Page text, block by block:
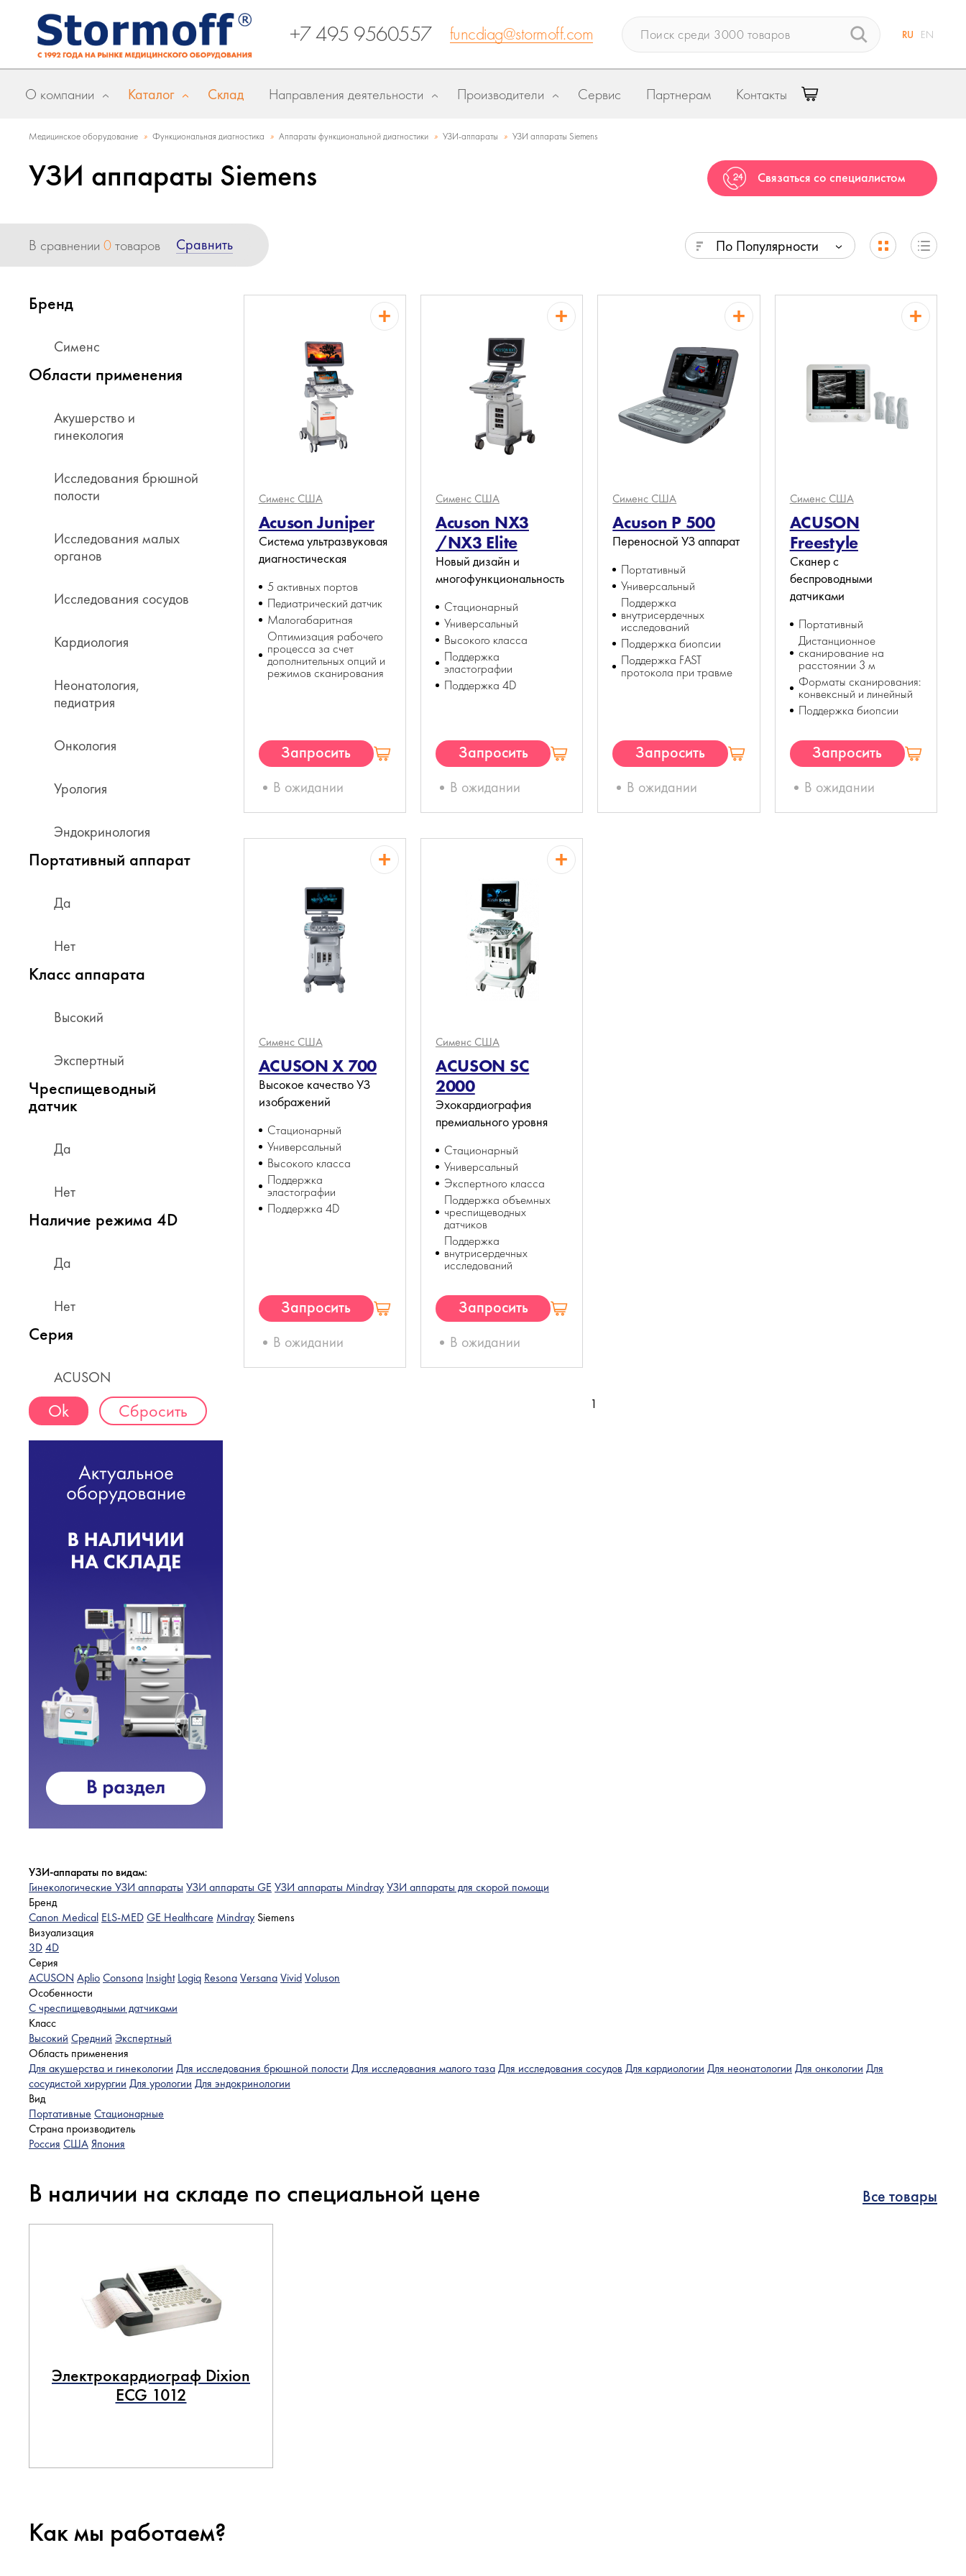
+7 495 9560557 funcdiag@stormoff.com RU EN
О компании Каталог Склад Направления деятельности Производители Сервис Партнерам Контакты
Медицинское оборудование » Функциональная диагностика » Аппараты функциональной диагностики » УЗИ-аппараты » УЗИ аппараты Siemens
УЗИ аппараты Siemens Связаться со специалистом
В сравнении 0товаров Сравнить По Популярности
Бренд
Сименс
Области применения
Акушерство и
гинекология
Исследования брюшной
полости
Исследования малых
органов
Исследования сосудов
Кардиология
Неонатология,
педиатрия
Онкология
Урология
Эндокринология
Портативный аппарат
Да
Нет
Класс аппарата
Высокий
Экспертный
Чреспищеводный
датчик
Да
Нет
Наличие режима 4D
Да
Нет
Серия
ACUSON
Сбросить
Сименс США
Acuson Juniper
Система ультразвуковая
диагностическая
5 активных портов
Педиатрический датчик
Малогабаритная
Оптимизация рабочего
процесса за счет
дополнительных опций и
режимов сканирования
Запросить
В ожидании
Сименс США
Acuson NX3
/NX3 Elite
Новый дизайн и
многофункциональность
Стационарный
Универсальный
Высокого класса
Поддержка
эластографии
Поддержка 4D
Запросить
В ожидании
Сименс США
Acuson P 500
Переносной УЗ аппарат
Портативный
Универсальный
Поддержка
внутрисердечных
исследований
Поддержка биопсии
Поддержка FAST
протокола при травме
Запросить
В ожидании
Сименс США
ACUSON
Freestyle
Сканер с
беспроводными
датчиками
Портативный
Дистанционное
сканирование на
расстоянии 3 м
Форматы сканирования:
конвексный и линейный
Поддержка биопсии
Запросить
В ожидании
Сименс США
ACUSON X 700
Высокое качество УЗ
изображений
Стационарный
Универсальный
Высокого класса
Поддержка
эластографии
Поддержка 4D
Запросить
В ожидании
Сименс США
ACUSON SC
2000
Эхокардиография
премиального уровня
Стационарный
Универсальный
Экспертного класса
Поддержка объемных
чреспищеводных
датчиков
Поддержка
внутрисердечных
исследований
Запросить
В ожидании
1
УЗИ-аппараты по видам:
Гинекологические УЗИ аппараты УЗИ аппараты GE УЗИ аппараты MindrayУЗИ аппараты для скорой помощи
Бренд
Canon Medical ELS-MEDGE Healthcare Mindray Siemens
Визуализация
3D4D
Серия
ACUSON AplioConsona Insight Logiq ResonaVersanaVividVoluson
Особенности
C чреспищеводными датчиками
Класс
Высокий Средний Экспертный
Область применения
Для акушерства и гинекологии Для исследования брюшной полости Для исследования малого тазаДля исследования сосудов Для кардиологии Для неонатологии Для онкологии Для
сосудистой хирургии Для урологии Для эндокринологии
Вид
Портативные Стационарные
Страна производитель
Россия СШАЯпония
В наличии на складе по специальной цене Все товары
Электрокардиограф Dixion
ECG 1012
Как мы работаем?